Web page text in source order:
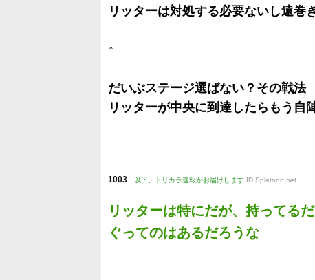
リッターは対処する必要ないし遠巻
↑
だいぶステージ選ばない？その戦法
リッターが中央に到達したらもう自
1003 : 以下、トリカラ速報がお届けします ID:Splatoon.net
リッターは特にだが、持ってる
ぐってのはあるだろうな